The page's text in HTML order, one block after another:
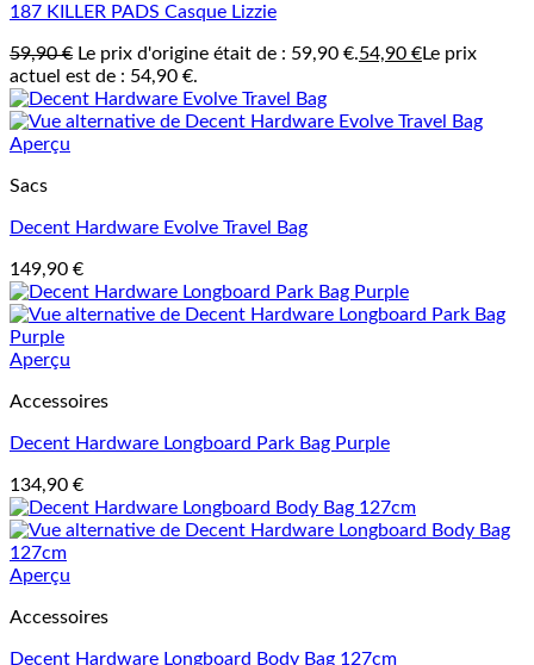
187 KILLER PADS Casque Lizzie
59,90€ Le prix d'origine était de : 59,90 €.54,90 €Le prix
actuel est de : 54,90 €.
Aperçu
Sacs
Decent Hardware Evolve Travel Bag
149,90 €
Aperçu
Accessoires
Decent Hardware Longboard Park Bag Purple
134,90 €
Aperçu
Accessoires
Decent Hardware Longboard Body Bag 127cm